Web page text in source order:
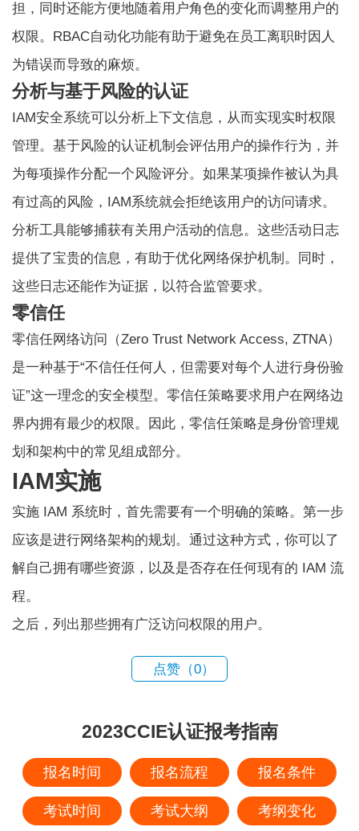
担，同时还能方便地随着用户角色的变化而调整用户的
权限。RBAC自动化功能有助于避免在员工离职时因人
为错误而导致的麻烦。
分析与基于风险的认证
IAM安全系统可以分析上下文信息，从而实现实时权限
管理。基于风险的认证机制会评估用户的操作行为，并
为每项操作分配一个风险评分。如果某项操作被认为具
有过高的风险，IAM系统就会拒绝该用户的访问请求。
分析工具能够捕获有关用户活动的信息。这些活动日志
提供了宝贵的信息，有助于优化网络保护机制。同时，
这些日志还能作为证据，以符合监管要求。
零信任
零信任网络访问（Zero Trust Network Access, ZTNA）
是一种基于“不信任任何人，但需要对每个人进行身份验
证”这一理念的安全模型。零信任策略要求用户在网络边
界内拥有最少的权限。因此，零信任策略是身份管理规
划和架构中的常见组成部分。
IAM实施
实施 IAM 系统时，首先需要有一个明确的策略。第一步
应该是进行网络架构的规划。通过这种方式，你可以了
解自己拥有哪些资源，以及是否存在任何现有的 IAM 流
程。
之后，列出那些拥有广泛访问权限的用户。
点赞（0）
2023CCIE认证报考指南
报名时间 报名流程 报名条件
考试时间 考试大纲 考纲变化